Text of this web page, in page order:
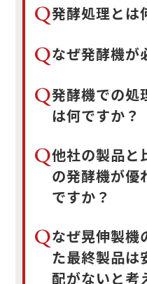
Q発酵処理とは
Qなぜ発酵機が
Q発酵機での処
は何ですか？
Q他社の製品と
の発酵機が優
ですか？
Qなぜ晃伸製機
た最終製品は
配がないと考